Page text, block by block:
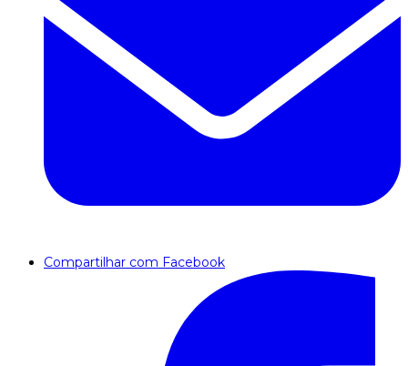
Compartilhar com Facebook